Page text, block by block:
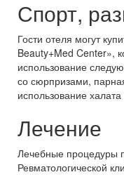
Спорт,
Гости отеля могут
Beauty+Med Center»,
использование
со сюрпризами,
использование
Лечение
Лечебные процедуры
Ревматологической